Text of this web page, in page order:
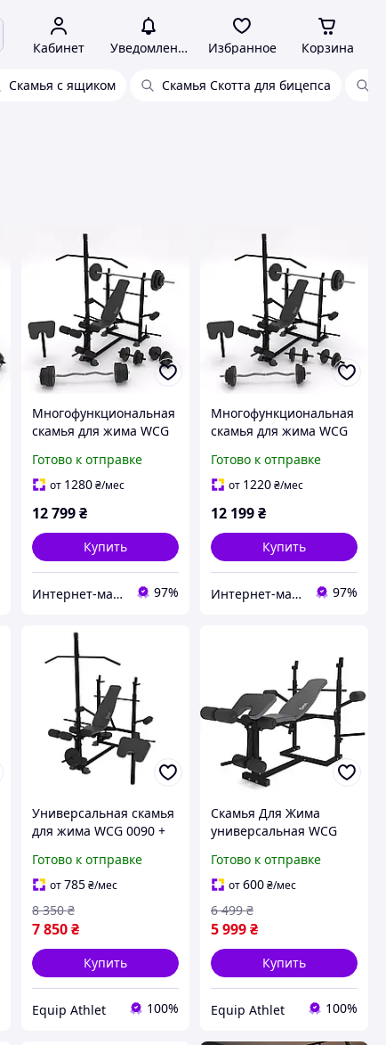
Кабинет Уведомления Избранное Корзина
Скамья с ящиком Скамья Скотта для бицепса
Многофункциональная
скамья для жима WCG
Приставка скотта
Набор HARD штанга 98
Готово к отправке
от 1280 ₴/мес
12 799 ₴
Купить
Интернет-магазин "TRENAZHERY" 97%
Многофункциональная
скамья для жима WCG
Приставка скотта
Набор HARD штанга 80
Готово к отправке
от 1220₴/мес
12 199₴
Купить
Интернет-магазин "TRENAZHERY" 97%
Универсальная скамья
для жима WCG 0090 +
Приставка скотта
Готово к отправке
от785 ₴/мес
7 850 ₴
8 350 ₴
Купить
Equip Athlet 100%
Скамья Для Жима
универсальная WCG
Готово к отправке
от600₴/мес
5 999₴
6 499 ₴
Купить
Equip Athlet 100%